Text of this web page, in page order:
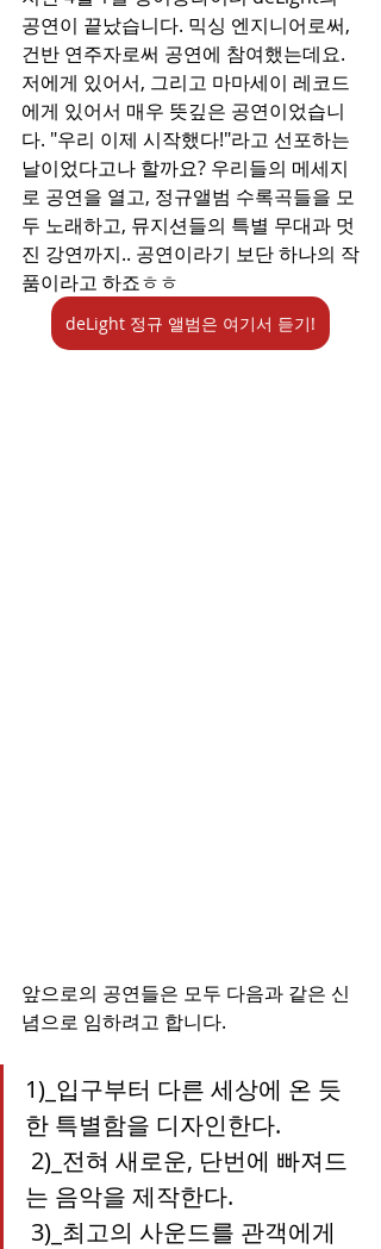
공연이 끝났습니다. 믹싱 엔지니어로써,
건반 연주자로써 공연에 참여했는데요.
저에게 있어서, 그리고 마마세이 레코드
에게 있어서 매우 뜻깊은 공연이었습니
다. "우리 이제 시작했다!"라고 선포하는
날이었다고나 할까요? 우리들의 메세지
로 공연을 열고, 정규앨범 수록곡들을 모
두 노래하고, 뮤지션들의 특별 무대과 멋
진 강연까지.. 공연이라기 보단 하나의 작
품이라고 하죠ㅎㅎ
deLight 정규 앨범은 여기서 듣기!
앞으로의 공연들은 모두 다음과 같은 신
념으로 임하려고 합니다.
1)_입구부터 다른 세상에 온 듯
한 특별함을 디자인한다.
는 음악을 제작한다.